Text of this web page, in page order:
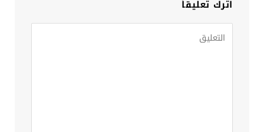
اترك تعليقاً